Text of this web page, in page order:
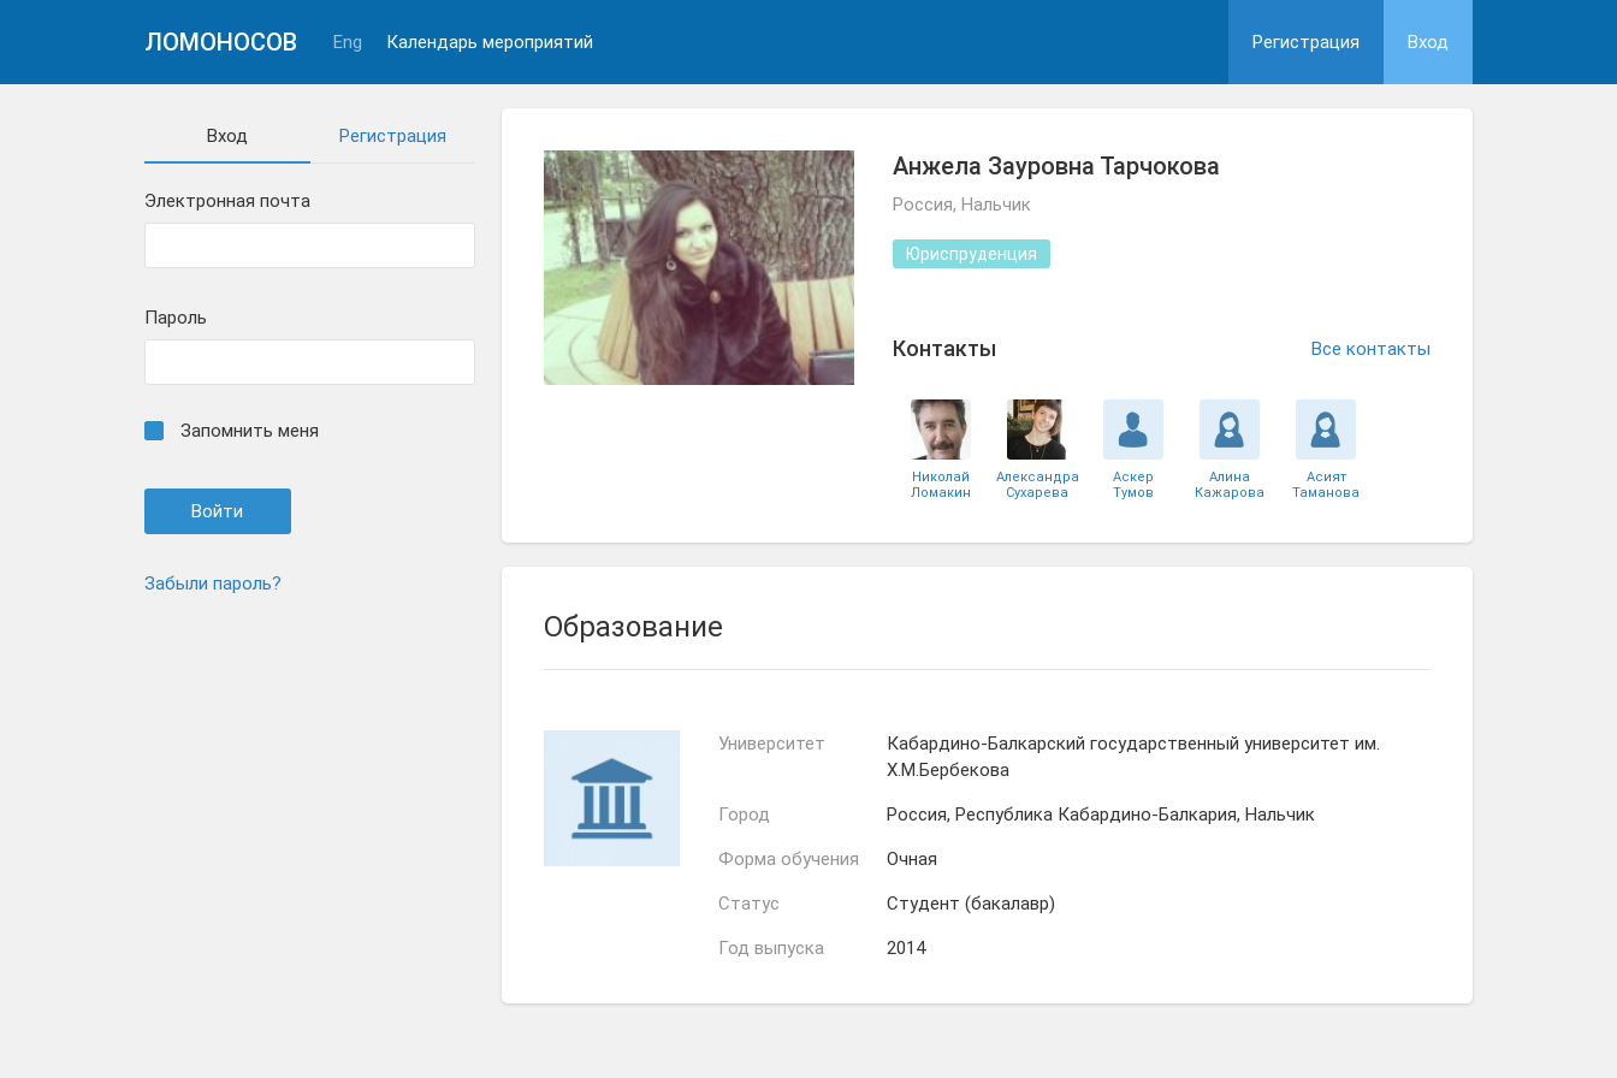
ЛОМОНОСОВ Eng Календарь мероприятий Регистрация Вход
Вход Регистрация
Электронная почта
Пароль
Запомнить меня
Забыли пароль?
Анжела Зауровна Тарчокова
Россия, Нальчик
Юриспруденция
Контакты Все контакты
Николай
Ломакин
Александра
Сухарева
Аскер
Тумов
Алина
Кажарова
Асият
Таманова
Образование
Университет
Кабардино-Балкарский государственный университет им.
Х.М.Бербекова
Город Россия, Республика Кабардино-Балкария, Нальчик
Форма обучения Очная
Статус Студент (бакалавр)
Год выпуска 2014